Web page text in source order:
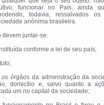
funcionar no País, ainda
todavia, ressalvados os
anônima brasileira.
devem juntar-se:
conforme a lei de seu país;
órgãos da administração da
domicílio e, salvo quanto a
um no capital da sociedade;